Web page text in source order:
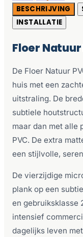
BESCHRIJVING
INSTALLATIE
Floer Natuur
De Floer Natuur
huis met een
uitstraling. De
subtiele
maar dan met alle
PVC. De extra
een stijlvolle,
De vierzijdige
plank op een
en gebruiksklasse
intensief
dagelijks leven